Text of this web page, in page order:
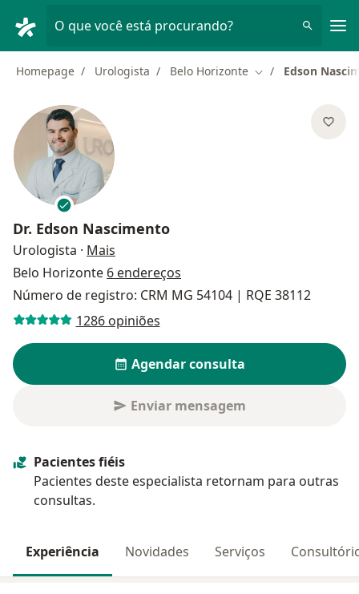
O que você está procurando?
Homepage Urologista Belo Horizonte Mudar de cidade
Edson
Dr. Edson Nascimento
Urologista · Mais
Belo Horizonte 6 endereços
Número de registro: CRM MG 54104 | RQE 38112
1286 opiniões
Agendar consulta
Enviar mensagem
Pacientes fiéis
Pacientes deste especialista retornam para outras
consultas.
Experiência Novidades Serviços